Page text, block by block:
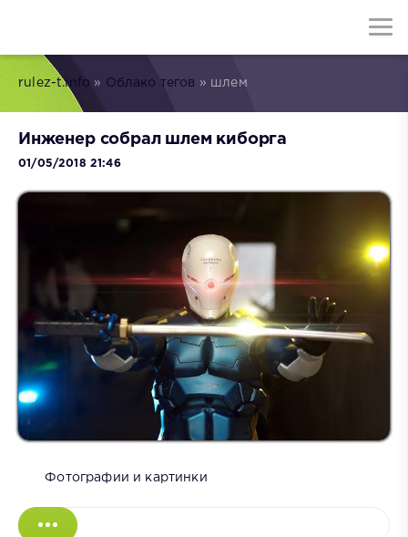
rulez-t.info » Облако тегов » шлем
Инженер собрал шлем киборга
01/05/2018 21:46
Фотографии и картинки